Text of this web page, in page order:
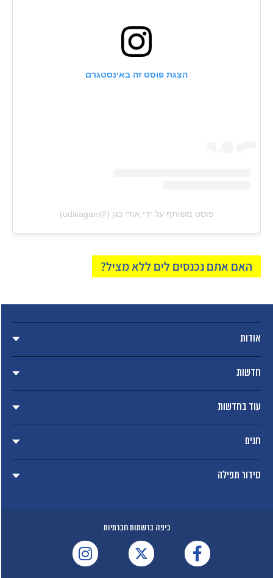
הצגת פוסט זה באינסטגרם
פוסט משותף על ידי ‏‎אודי כגן‎‏ (@‏‎udikagan‎‏)
האם אתם נכנסים לים ללא מציל?
אודות
חדשות
עוד בחדשות
חגים
סידור תפילה
כיפה ברשתות חברתיות